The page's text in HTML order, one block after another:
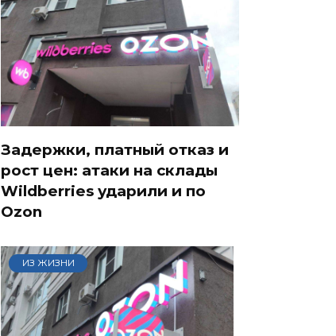
Задержки, платный отказ и
рост цен: атаки на склады
Wildberries ударили и по
Ozon
ИЗ ЖИЗНИ